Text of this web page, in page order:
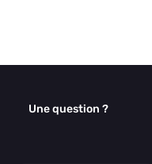
Une question ?